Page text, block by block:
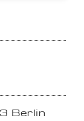
Berlin